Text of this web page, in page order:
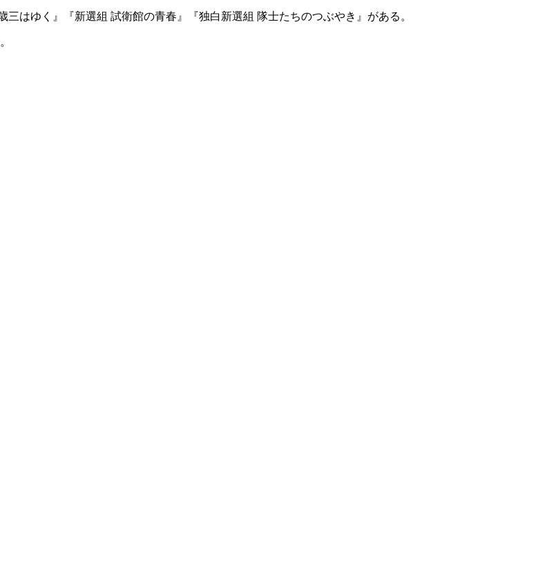
はゆく』『新選組 試衛館の青春』『独白新選組 隊士たちのつぶやき』がある。